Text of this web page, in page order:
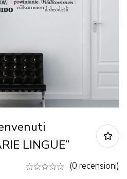
LINGUE”
(0 recensioni)